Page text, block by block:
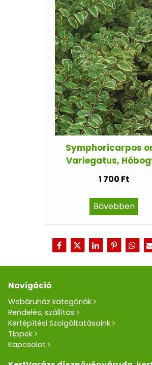
Symphoricarpos
Variegatus,
1 700 Ft
Bővebben
Navigáció
Webáruház kategóriák
Rendelés, szállítás
Kertépítési Szolgáltatásaink
Tippek
Kapcsolat